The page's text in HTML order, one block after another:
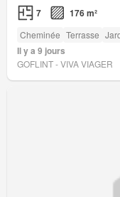
7 176 m²
Cheminée Terrasse
Il y a 9 jours
GOFLINT - VIVA VIAGER